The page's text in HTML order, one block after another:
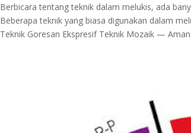
Berbicara tentang teknik dalam melukis, ada
Beberapa teknik yang biasa digunakan dalam
Teknik Goresan Ekspresif Teknik Mozaik —